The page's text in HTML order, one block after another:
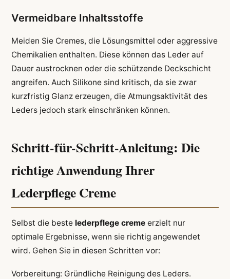
Vermeidbare Inhaltsstoffe
Meiden Sie Cremes, die Lösungsmittel oder aggressive
Chemikalien enthalten. Diese können das Leder auf
Dauer austrocknen oder die schützende Deckschicht
angreifen. Auch Silikone sind kritisch, da sie zwar
kurzfristig Glanz erzeugen, die Atmungsaktivität des
Leders jedoch stark einschränken können.
Schritt-für-Schritt-Anleitung: Die
richtige Anwendung Ihrer
Lederpflege Creme
Selbst die beste lederpflege cremeerzielt nur
optimale Ergebnisse, wenn sie richtig angewendet
wird. Gehen Sie in diesen Schritten vor:
Vorbereitung: Gründliche Reinigung des Leders.